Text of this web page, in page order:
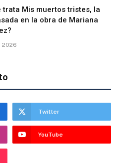
trata Mis muertos tristes, la
en la obra de Mariana
2026
Twitter
YouTube